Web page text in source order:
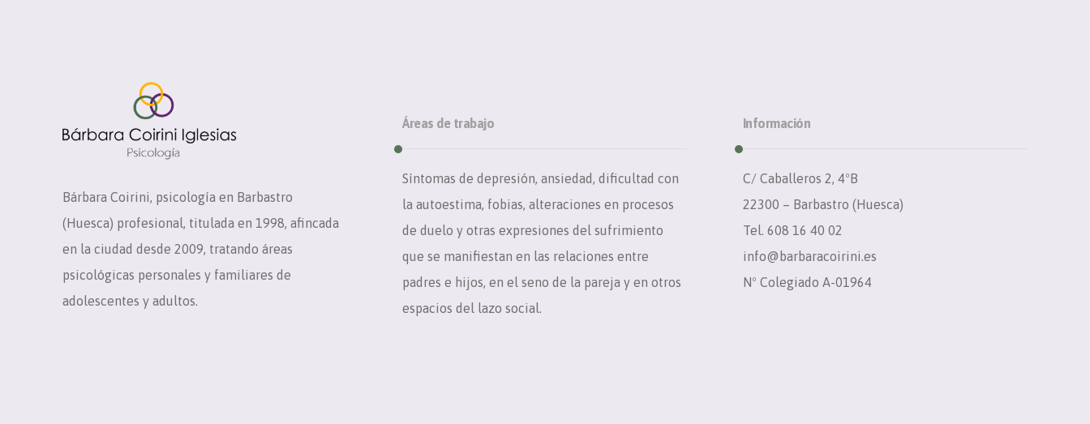
Bárbara Coirini, psicología en Barbastro
(Huesca) profesional, titulada en 1998, afincada
en la ciudad desde 2009, tratando áreas
psicológicas personales y familiares de
adolescentes y adultos.
Áreas de trabajo
Síntomas de depresión, ansiedad, dificultad con
la autoestima, fobias, alteraciones en procesos
de duelo y otras expresiones del sufrimiento
que se manifiestan en las relaciones entre
padres e hijos, en el seno de la pareja y en otros
espacios del lazo social.
Información
C/ Caballeros 2, 4ºB
22300 – Barbastro (Huesca)
Tel. 608 16 40 02
info@barbaracoirini.es
Nº Colegiado A-01964